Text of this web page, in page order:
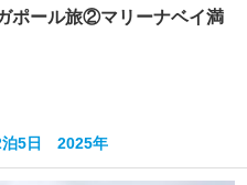
ポール旅②マリーナベイ満
泊5日 2025年